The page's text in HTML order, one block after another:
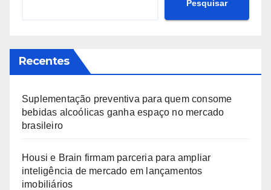
Pesquisar
Recentes
Suplementação preventiva para quem consome
bebidas alcoólicas ganha espaço no mercado
brasileiro
Housi e Brain firmam parceria para ampliar
inteligência de mercado em lançamentos
imobiliários